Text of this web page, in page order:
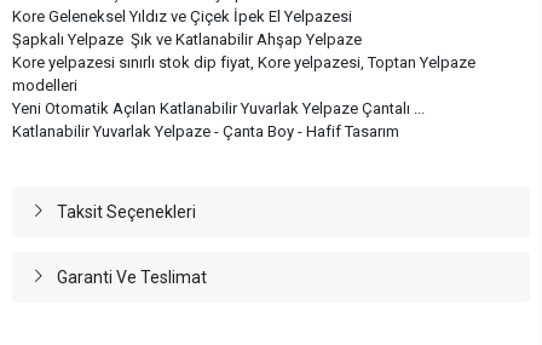
Kore Geleneksel Yıldız ve Çiçek İpek El Yelpazesi
Şapkalı Yelpaze Şık ve Katlanabilir Ahşap Yelpaze
Kore yelpazesi sınırlı stok dip fiyat, Kore yelpazesi, Toptan Yelpaze
modelleri
Yeni Otomatik Açılan Katlanabilir Yuvarlak Yelpaze Çantalı ...
Katlanabilir Yuvarlak Yelpaze - Çanta Boy - Hafif Tasarım
Taksit Seçenekleri
Garanti Ve Teslimat